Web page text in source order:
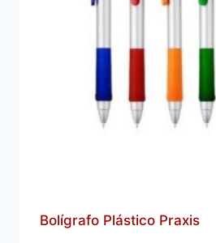
Bolígrafo Plástico Praxis